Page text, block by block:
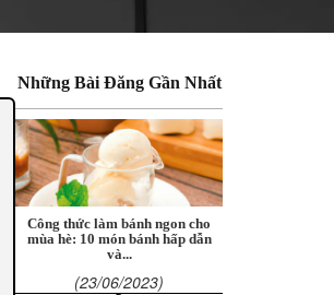
Những Bài Đăng Gần Nhất
Công thức làm bánh ngon cho
mùa hè: 10 món bánh hấp dẫn
và...
(23/06/2023)